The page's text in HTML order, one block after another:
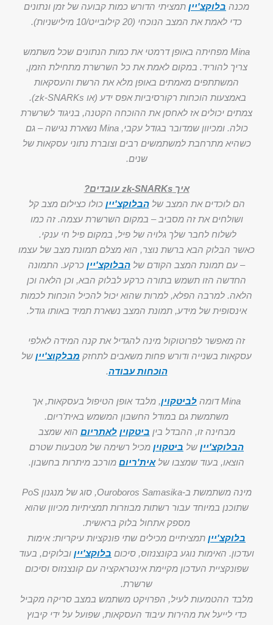
מכנה בלוקצ'יין תמציתי הדורש כמות קבועה של זמן ונתונים
כדי לאמת את המצב הנוכחי (20 קילובייט/10 מילישניות).
Mina מפחיתה באופן דרמטי את כמות הנתונים שכל משתמש
צריך להוריד. במקום לאמת את כל השרשרת מתחילת הזמן,
המשתתפים מאמתים באופן מלא את הרשת והעסקאות
באמצעות הוכחות רקורסיביות אפס ידע (או zk-SNARKs).
צמתים יכולים אז לאחסן את ההוכחה הקטנה, בניגוד לשרשרת
כולה. ומכיוון שמדובר בגודל עקבי, Mina נשארת נגישה – גם
כשהיא מתרחבת למשתמשים רבים וצוברת נתוני עסקאות של
שנים.
איך zk-SNARKs עובדים?
הם לוכדים את המצב שלהבלוקצ'יין כולו כצילום מצב קל
ושולחים את זה מסביב – במקום השרשרת עצמה. זה כמו
לשלוח לחבר שלך גלויה של פיל, במקום פיל חי ענקי.
כאשר הבלוק הבא ברשת נוצר, הוא מצלם תמונת מצב של עצמו
– עם תמונת המצב הקודם של הבלוקצ'יין כרקע. התמונה
החדשה הזו תשמש בתורה כרקע לבלוק הבא, וכן הלאה וכן
הלאה. למרבה הפלא, למרות שהוא יכול להכיל הוכחות לכמות
אינסופית של מידע, תמונת המצב נשארת תמיד באותו גודל.
זה מאפשר לפרוטוקול מינה להגדיל את קנה המידה לאלפי
עסקאות בשנייה ודורש פחות משאבים לתחזק מבלקוצ'יין של
הוכחות עבודה.
Mina דומה לביטקוין, מלבד אופן הטיפול בעסקאות, אך
משתמשת גם במודל החשבון המשמש באית'ריום.
מבחינה זו, ההבדל בין ביטקוין לאתריום הוא שמצב
הבלוקצ'יין של ביטקוין מכיל רשימה של מטבעות שטרם
הוצאו, בעוד שמצבו שלאית'ריום מורכב מיתרות בחשבון.
מינה משתמשת ב-Ouroboros Samasika, סוג של מנגנון PoS
שתוכנן במיוחד עבור רשתות מבוזרות תמציתיות מכיוון שהוא
מספק אתחול בלוק בראשית.
בלוקצ'יין תמציתיים מכילים שתי פונקציות עיקריות: אימות
ועדכון. האימות נוגע בקונצנזוס, סיכום בלוקצ'יין ובלוקים, בעוד
שפונקציית העדכון מקיימת אינטראקציה עם קונצנזוס וסיכום
שרשרת.
מלבד ההטמעות לעיל, הפרויקט משתמש במצב סריקה מקביל
כדי לייעל את מהירות עיבוד העסקאות, שפועל על ידי קיבוץ